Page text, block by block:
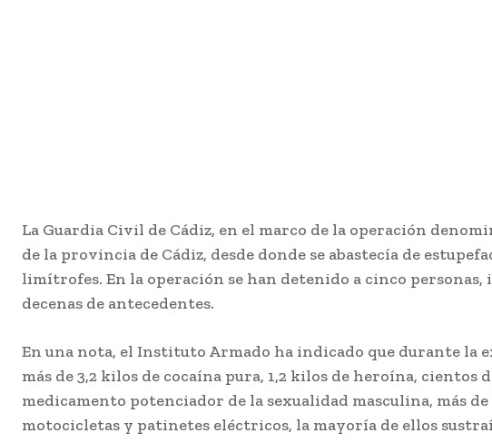
La Guardia Civil de Cádiz, en el marco de la operación
de la provincia de Cádiz, desde donde se abastecía de
limítrofes. En la operación se han detenido a cinco
decenas de antecedentes.
En una nota, el Instituto Armado ha indicado que durante la
más de 3,2 kilos de cocaína pura, 1,2 kilos de heroína,
medicamento potenciador de la sexualidad masculina, más
motocicletas y patinetes eléctricos, la mayoría de ellos